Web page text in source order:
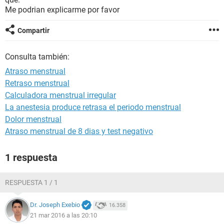
Me podrian explicarme por favor
Compartir
Consulta también:
Atraso menstrual
Retraso menstrual
Calculadora menstrual irregular
La anestesia produce retrasa el periodo menstrual
Dolor menstrual
Atraso menstrual de 8 dias y test negativo
1 respuesta
RESPUESTA 1 / 1
Dr. Joseph Exebio 16.358
21 mar 2016 a las 20:10